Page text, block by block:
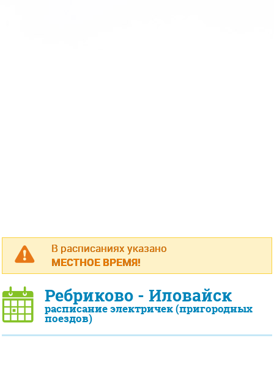
В расписаниях указано
МЕСТНОЕ ВРЕМЯ!
Ребриково - Иловайск
расписание электричек (пригородных
поездов)